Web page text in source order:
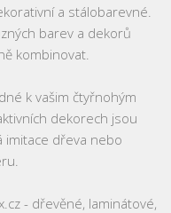
a stálobarevné.
barev a dekorů
kombinovat.
k vašim čtyřnohým
dekorech jsou
imitace dřeva nebo
- dřevěné, laminátové,